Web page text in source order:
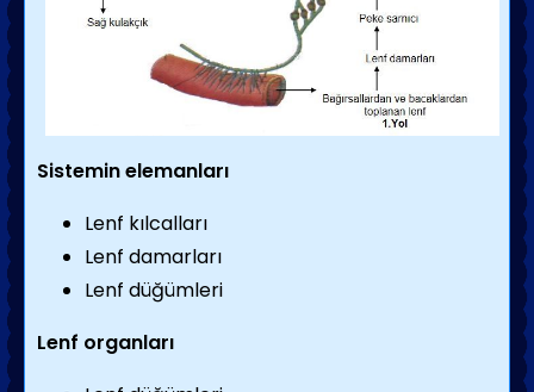
Sistemin elemanları
Lenf kılcalları
Lenf damarları
Lenf düğümleri
Lenf organları